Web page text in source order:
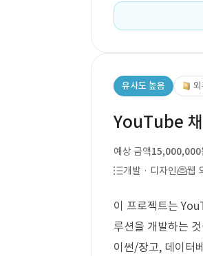
유사도 높음
YouTube 채
예상 금액15,000,000
개발 · 디자인
웹
이 프로젝트는
루션을 개발하는
이썬/장고, 데이터